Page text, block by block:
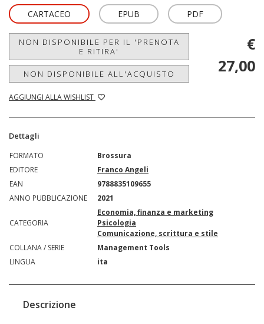
CARTACEO EPUB PDF
NON DISPONIBILE PER IL 'PRENOTA
E RITIRA'
NON DISPONIBILE ALL'ACQUISTO
AGGIUNGI ALLA WISHLIST
€
27,00
Dettagli
FORMATO
Brossura
EDITORE
Franco Angeli
EAN
9788835109655
ANNO PUBBLICAZIONE
2021
CATEGORIA
Economia, finanza e marketing
Psicologia
Comunicazione, scrittura e stile
COLLANA / SERIE
Management Tools
LINGUA
ita
Descrizione